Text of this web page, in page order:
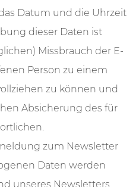
Datum und die Uhrzeit
dieser Daten ist
Missbrauch der E-
Person zu einem
zu können und
Absicherung des für
zum Newsletter
Daten werden
unseres Newsletters